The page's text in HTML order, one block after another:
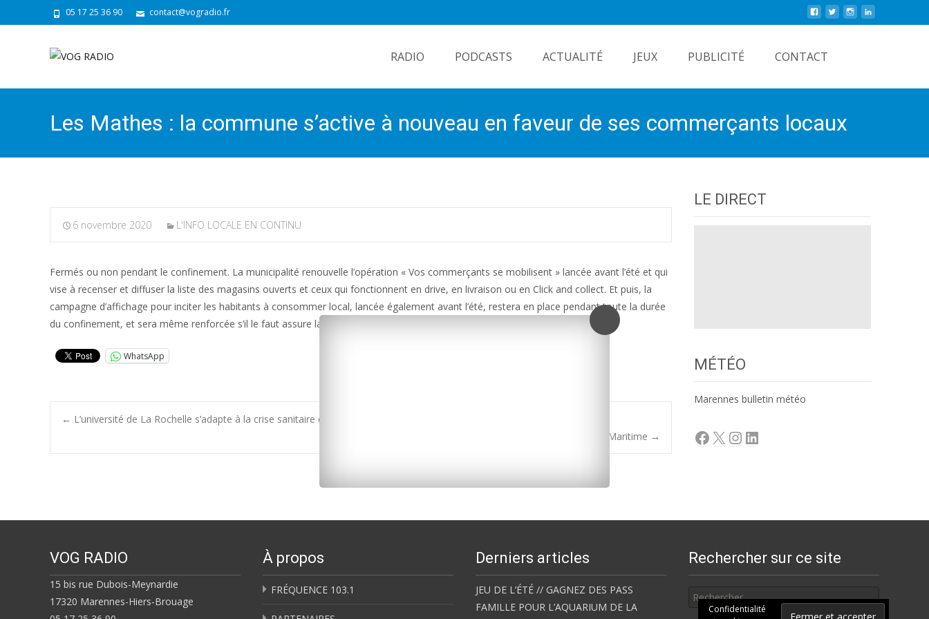
05 17 25 36 90 contact@vogradio.fr
RADIO PODCASTS ACTUALITÉ JEUX PUBLICITÉ CONTACT
Les Mathes : la commune s’active à nouveau en faveur de ses commerçants locaux
6 novembre 2020 L'INFO LOCALE EN CONTINU
Fermés ou non pendant le confinement. La municipalité renouvelle l’opération « Vos commerçants se mobilisent » lancée avant l’été et qui
vise à recenser et diffuser la liste des magasins ouverts et ceux qui fonctionnent en drive, en livraison ou en Click and collect. Et puis, la
campagne d’affichage pour inciter les habitants à consommer local, lancée également avant l’été, restera en place pendant toute la durée
du confinement, et sera même renforcée s’il le faut assure la maire Marie Bascle.
WhatsApp
Post
← L’université de La Rochelle s’adapte à la crise sanitaire et au confinement
La grande distribution sous étroite surveillance en Charente-Maritime →
LE DIRECT
MÉTÉO
Marennes bulletin météo
Facebook
X Instagram
LinkedIn
VOG RADIO
15 bis rue Dubois-Meynardie
17320 Marennes-Hiers-Brouage
À propos
FRÉQUENCE 103.1
Derniers articles
JEU DE L’ÉTÉ // GAGNEZ DES PASS
FAMILLE POUR L’AQUARIUM DE LA
Rechercher sur ce site
Confidentialité